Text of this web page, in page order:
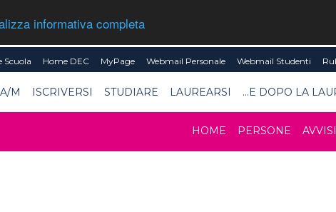
informativa completa
Scuola Home DEC MyPage Webmail Personale Webmail Studenti
M ISCRIVERSI STUDIARE LAUREARSI ...E DOPO LA
HOME PERSONE AVVISI